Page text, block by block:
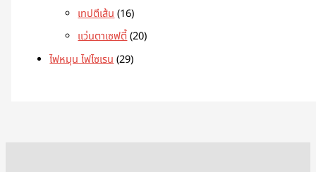
เทปตีเส้น 16
แว่นตาเซฟตี้ 20
ไฟหมุน ไฟไซเรน 29